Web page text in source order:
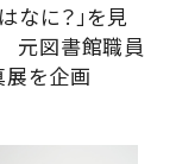
なに？」を見
元図書館職員
を企画